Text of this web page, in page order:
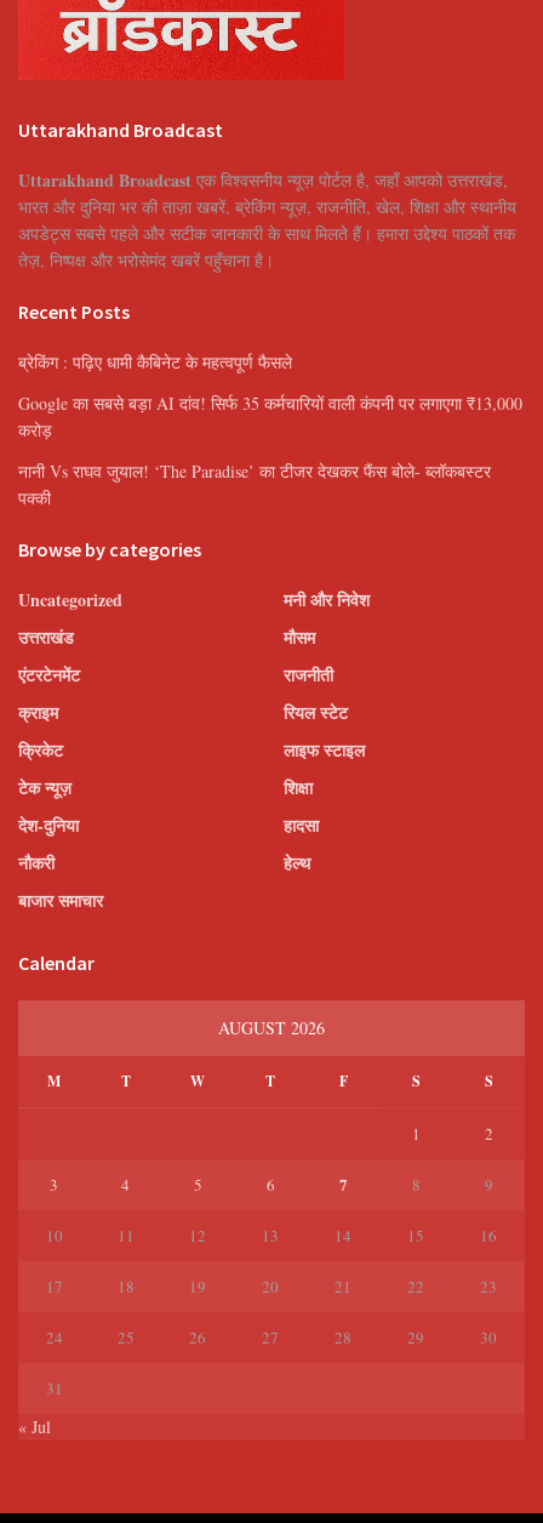
Uttarakhand Broadcast
Uttarakhand Broadcast एक विश्वसनीय न्यूज़ पोर्टल है, जहाँ आपको उत्तराखंड,
भारत और दुनिया भर की ताज़ा खबरें, ब्रेकिंग न्यूज़, राजनीति, खेल, शिक्षा और स्थानीय
अपडेट्स सबसे पहले और सटीक जानकारी के साथ मिलते हैं। हमारा उद्देश्य पाठकों तक
तेज़, निष्पक्ष और भरोसेमंद खबरें पहुँचाना है।
Recent Posts
ब्रेकिंग : पढ़िए धामी कैबिनेट के महत्वपूर्ण फैसले
Google का सबसे बड़ा AI दांव! सिर्फ 35 कर्मचारियों वाली कंपनी पर लगाएगा ₹13,000
करोड़
नानी Vs राघव जुयाल! ‘The Paradise’ का टीजर देखकर फैंस बोले- ब्लॉकबस्टर
पक्की
Browse by categories
Uncategorized
उत्तराखंड
एंटरटेनमेंट
क्राइम
क्रिकेट
टेक न्यूज़
देश-दुनिया
नौकरी
बाजार समाचार
मनी और निवेश
मौसम
राजनीती
रियल स्टेट
लाइफ स्टाइल
शिक्षा
हादसा
हेल्थ
Calendar
AUGUST 2026
M T W T F S S
1 2
3 4 5 6 7 8 9
10 11 12 13 14 15 16
17 18 19 20 21 22 23
24 25 26 27 28 29 30
31
« Jul